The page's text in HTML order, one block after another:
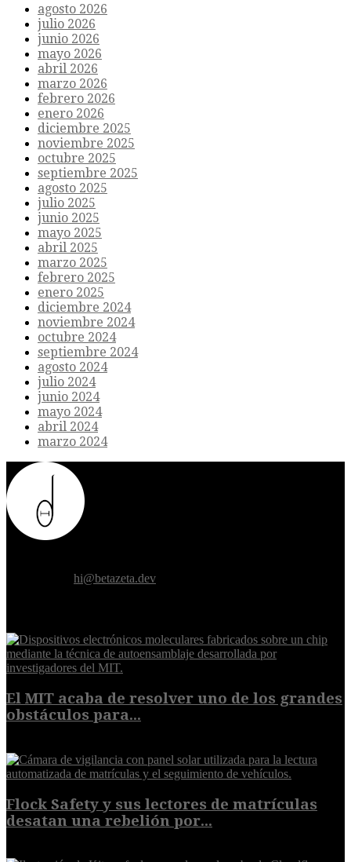
agosto 2026
julio 2026
junio 2026
mayo 2026
abril 2026
marzo 2026
febrero 2026
enero 2026
diciembre 2025
noviembre 2025
octubre 2025
septiembre 2025
agosto 2025
julio 2025
junio 2025
mayo 2025
abril 2025
marzo 2025
febrero 2025
enero 2025
diciembre 2024
noviembre 2024
octubre 2024
septiembre 2024
agosto 2024
julio 2024
junio 2024
mayo 2024
abril 2024
marzo 2024
hi@betazeta.dev
El MIT acaba de resolver uno de los grandes
obstáculos para...
Flock Safety y sus lectores de matrículas
desatan una rebelión por...